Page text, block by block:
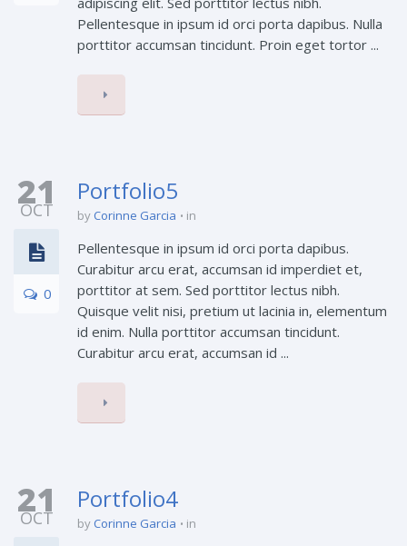
Pellentesque in ipsum id orci porta dapibus. Nulla
porttitor accumsan tincidunt. Proin eget tortor ...
21
OCT
0
Portfolio5
by Corinne Garcia in
Pellentesque in ipsum id orci porta dapibus.
Curabitur arcu erat, accumsan id imperdiet et,
porttitor at sem. Sed porttitor lectus nibh.
Quisque velit nisi, pretium ut lacinia in, elementum
id enim. Nulla porttitor accumsan tincidunt.
Curabitur arcu erat, accumsan id ...
21
OCT
Portfolio4
by Corinne Garcia in